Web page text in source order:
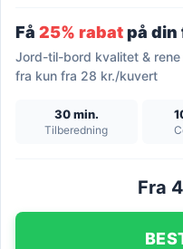
Få 25% rabatpå din
Jord-til-bord kvalitet & rene
fra kun fra 28 kr./kuvert
30 min.
Tilberedning
Fra